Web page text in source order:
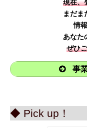
現在、
まだ
情
あなた
ぜひ
事
◆ Pick up！